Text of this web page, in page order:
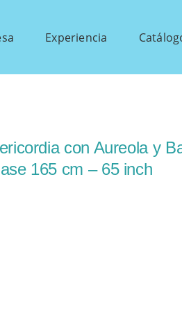
Experiencia
con Aureola y
165 cm – 65 inch